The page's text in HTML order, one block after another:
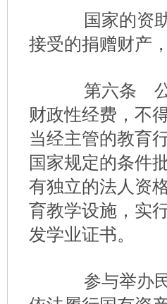
国家的资助
接受的捐赠财产
第六条 公办
财政性经费，不
当经主管的教育
国家规定的条件
有独立的法人资
育教学设施，实
发学业证书。
参与举办民